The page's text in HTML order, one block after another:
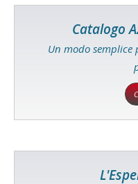
Catalogo
Un modo semplice